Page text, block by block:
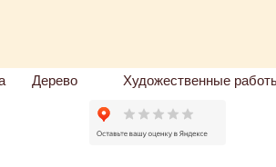
Дерево Художественные